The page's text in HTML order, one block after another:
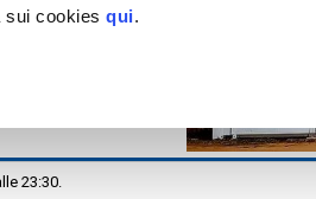
sui cookiesqui.
23:30.